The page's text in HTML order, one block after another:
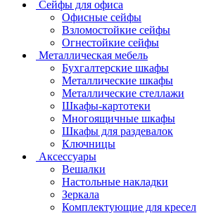
Сейфы для офиса
Офисные сейфы
Взломостойкие сейфы
Огнестойкие сейфы
Металлическая мебель
Бухгалтерские шкафы
Металлические шкафы
Металлические стеллажи
Шкафы-картотеки
Многоящичные шкафы
Шкафы для раздевалок
Ключницы
Аксессуары
Вешалки
Настольные накладки
Зеркала
Комплектующие для кресел